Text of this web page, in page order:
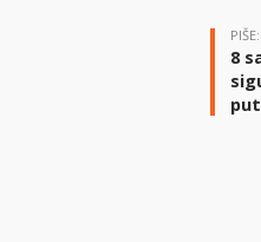
PIŠE:
8